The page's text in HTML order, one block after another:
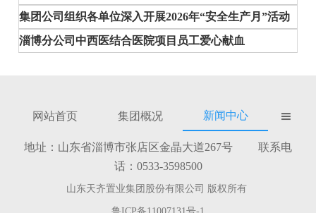
集团公司组织各单位深入开展2026年“安全生产月”活动
淄博分公司中西医结合医院项目员工爱心献血
网站首页 集团概况 新闻中心 
地址：山东省淄博市张店区金晶大道267号 联系电
话：0533-3598500
山东天齐置业集团股份有限公司 版权所有